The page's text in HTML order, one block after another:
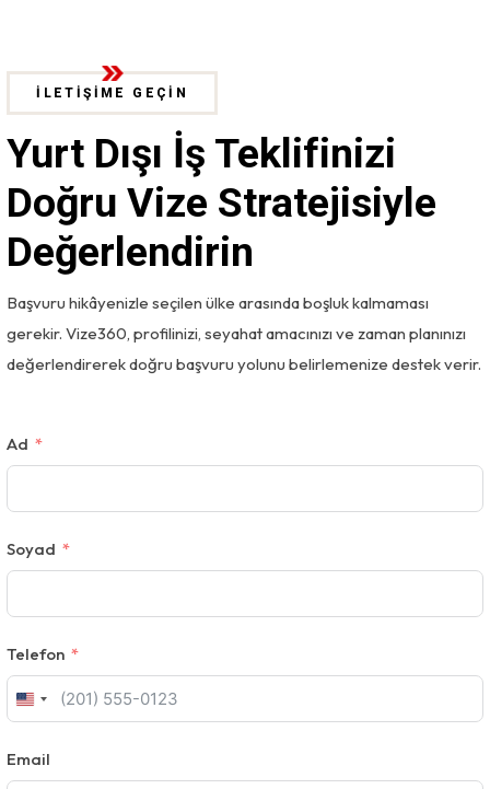
İLETİŞİME GEÇİN
Yurt Dışı İş Teklifinizi
Doğru Vize Stratejisiyle
Değerlendirin
Başvuru hikâyenizle seçilen ülke arasında boşluk kalmaması
gerekir. Vize360, profilinizi, seyahat amacınızı ve zaman planınızı
değerlendirerek doğru başvuru yolunu belirlemenize destek verir.
Ad
Soyad
Telefon
U
i
Email